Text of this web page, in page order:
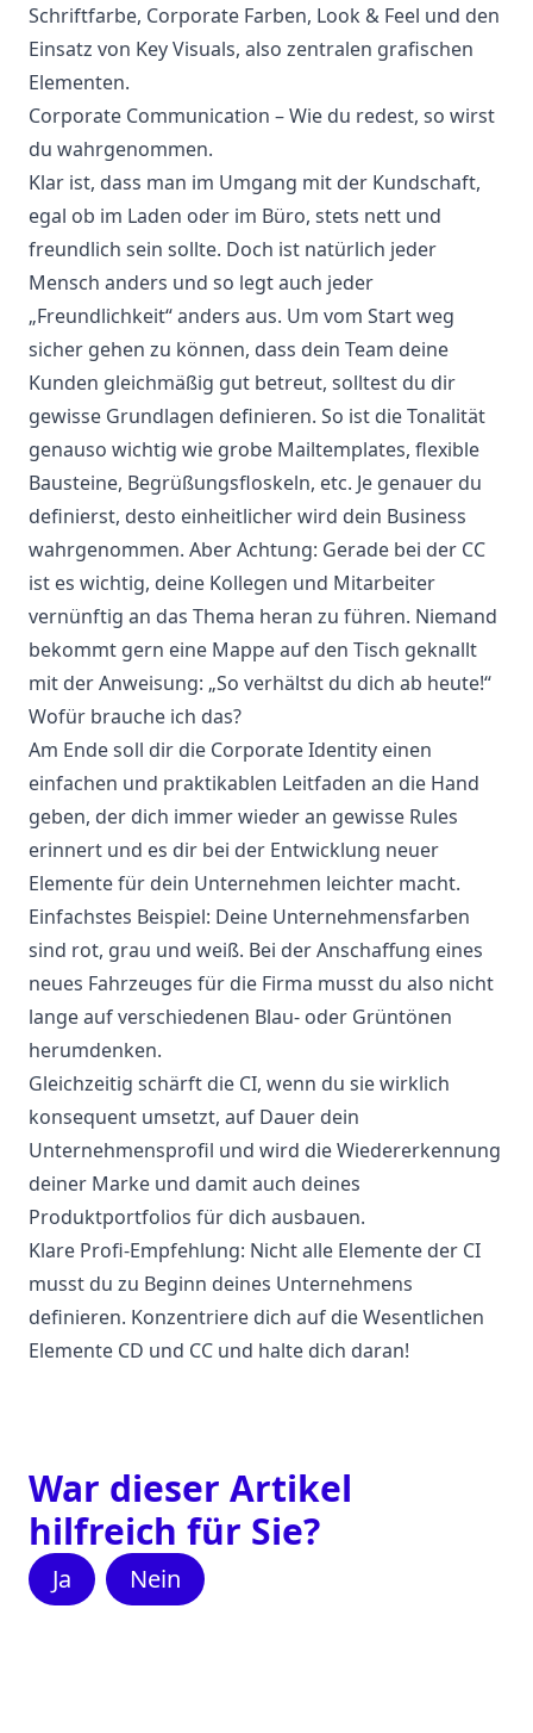
Schriftfarbe, Corporate Farben, Look & Feel und den
Einsatz von Key Visuals, also zentralen grafischen
Elementen.
Corporate Communication – Wie du redest, so wirst
du wahrgenommen.
Klar ist, dass man im Umgang mit der Kundschaft,
egal ob im Laden oder im Büro, stets nett und
freundlich sein sollte. Doch ist natürlich jeder
Mensch anders und so legt auch jeder
„Freundlichkeit“ anders aus. Um vom Start weg
sicher gehen zu können, dass dein Team deine
Kunden gleichmäßig gut betreut, solltest du dir
gewisse Grundlagen definieren. So ist die Tonalität
genauso wichtig wie grobe Mailtemplates, flexible
Bausteine, Begrüßungsfloskeln, etc. Je genauer du
definierst, desto einheitlicher wird dein Business
wahrgenommen. Aber Achtung: Gerade bei der CC
ist es wichtig, deine Kollegen und Mitarbeiter
vernünftig an das Thema heran zu führen. Niemand
bekommt gern eine Mappe auf den Tisch geknallt
mit der Anweisung: „So verhältst du dich ab heute!“
Wofür brauche ich das?
Am Ende soll dir die Corporate Identity einen
einfachen und praktikablen Leitfaden an die Hand
geben, der dich immer wieder an gewisse Rules
erinnert und es dir bei der Entwicklung neuer
Elemente für dein Unternehmen leichter macht.
Einfachstes Beispiel: Deine Unternehmensfarben
sind rot, grau und weiß. Bei der Anschaffung eines
neues Fahrzeuges für die Firma musst du also nicht
lange auf verschiedenen Blau- oder Grüntönen
herumdenken.
Gleichzeitig schärft die CI, wenn du sie wirklich
konsequent umsetzt, auf Dauer dein
Unternehmensprofil und wird die Wiedererkennung
deiner Marke und damit auch deines
Produktportfolios für dich ausbauen.
Klare Profi-Empfehlung: Nicht alle Elemente der CI
musst du zu Beginn deines Unternehmens
definieren. Konzentriere dich auf die Wesentlichen
Elemente CD und CC und halte dich daran!
War dieser Artikel
hilfreich für Sie?
Ja Nein